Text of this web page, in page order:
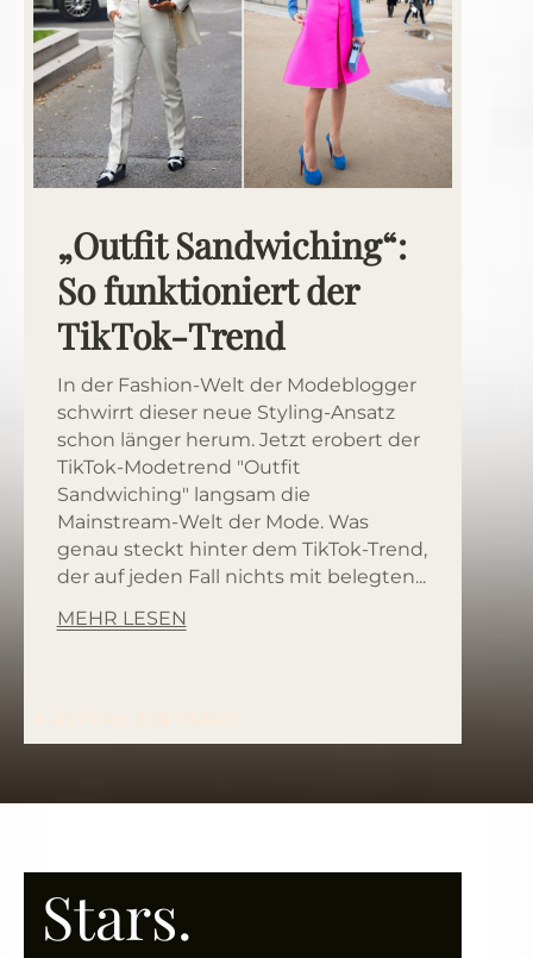
„Outfit Sandwiching“:
So funktioniert der
TikTok-Trend
In der Fashion-Welt der Modeblogger
schwirrt dieser neue Styling-Ansatz
schon länger herum. Jetzt erobert der
TikTok-Modetrend "Outfit
Sandwiching" langsam die
Mainstream-Welt der Mode. Was
genau steckt hinter dem TikTok-Trend,
der auf jeden Fall nichts mit belegten...
MEHR LESEN
Stars.